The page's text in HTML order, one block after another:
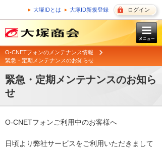
大塚IDとは 大塚ID新規登録 ログイン
O-CNETフォンのメンテナンス情報
緊急・定期メンテナンスのお知らせ
緊急・定期メンテナンスのお知ら
せ
O-CNETフォンご利用中のお客様へ
日頃より弊社サービスをご利用いただきまして